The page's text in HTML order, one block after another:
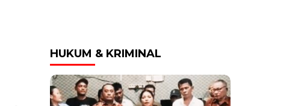
HUKUM & KRIMINAL